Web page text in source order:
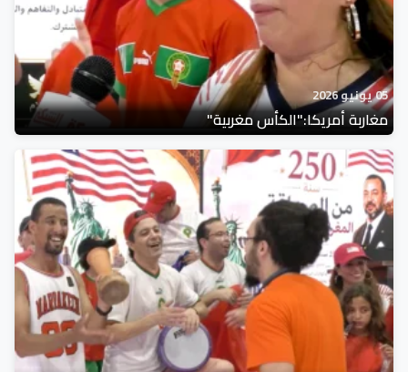
05 يونيو 2026
مغاربة أمريكا:"الكأس مغربية"